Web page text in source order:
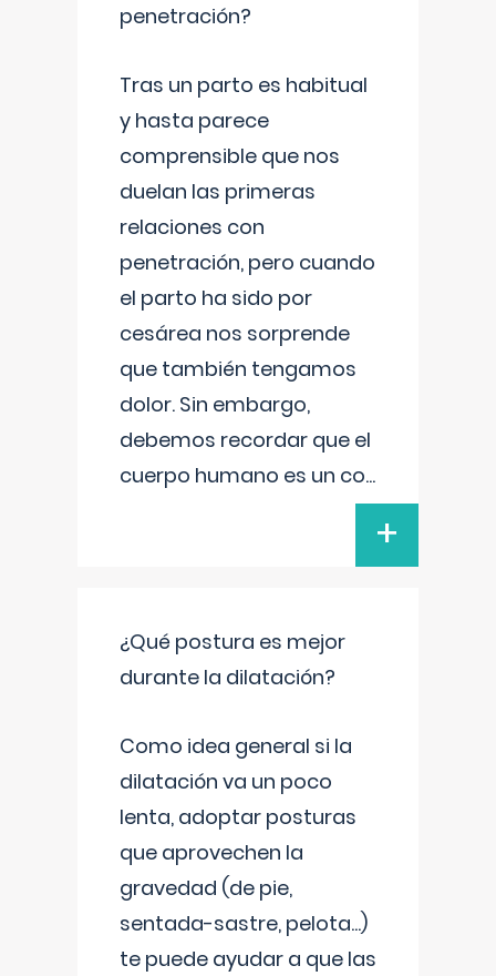
penetración?
Tras un parto es habitual
y hasta parece
comprensible que nos
duelan las primeras
relaciones con
penetración, pero cuando
el parto ha sido por
cesárea nos sorprende
que también tengamos
dolor. Sin embargo,
debemos recordar que el
cuerpo humano es un co...
+
¿Qué postura es mejor
durante la dilatación?
Como idea general si la
dilatación va un poco
lenta, adoptar posturas
que aprovechen la
gravedad (de pie,
sentada-sastre, pelota...)
te puede ayudar a que las